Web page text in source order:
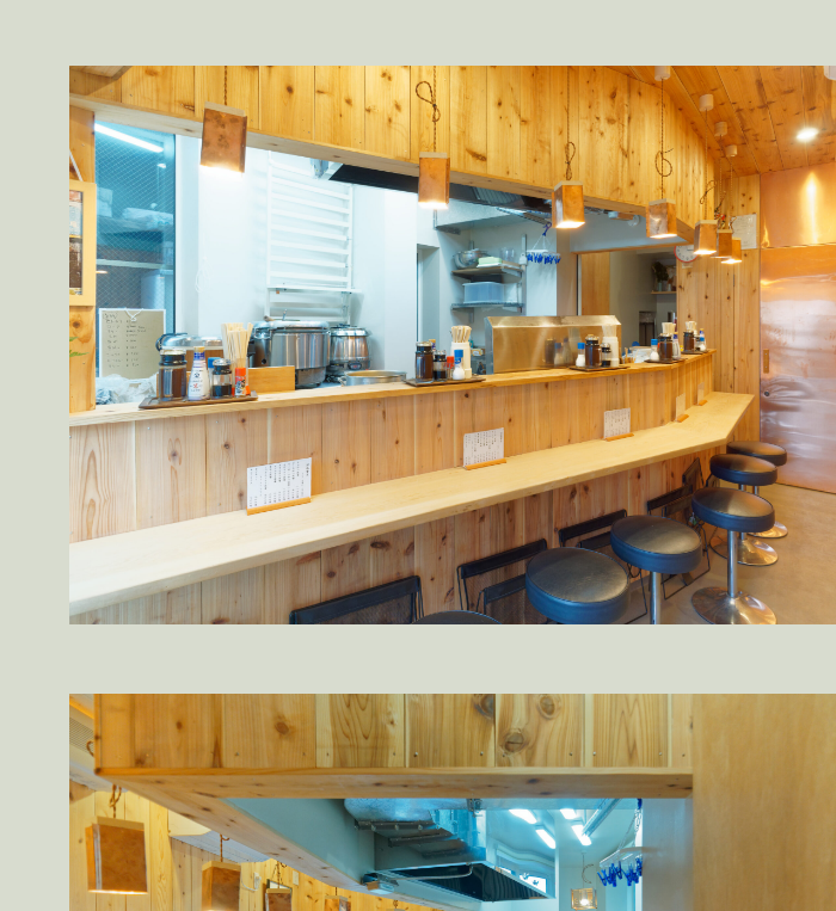
kobayashi studio takashima studio